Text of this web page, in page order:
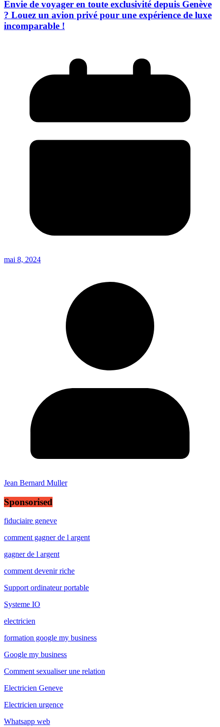
Envie de voyager en toute exclusivité depuis Genève
? Louez un avion privé pour une expérience de luxe
incomparable !
mai 8, 2024
Jean Bernard Muller
Sponsorised
fiduciaire geneve
comment gagner de l argent
gagner de l argent
comment devenir riche
Support ordinateur portable
Systeme IO
electricien
formation google my business
Google my business
Comment sexualiser une relation
Electricien Geneve
Electricien urgence
Whatsapp web